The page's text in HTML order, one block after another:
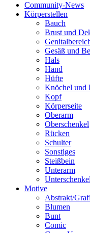
Community-News
Körperstellen
Bauch
Brust und
Gesäß und
Hals
Hand
Hüfte
Knöchel und
Kopf
Körperseite
Oberarm
Oberschenkel
Rücken
Schulter
Sonstiges
Steißbein
Unterarm
Unterschenkel
Motive
Abstrakt/
Blumen
Bunt
Comic